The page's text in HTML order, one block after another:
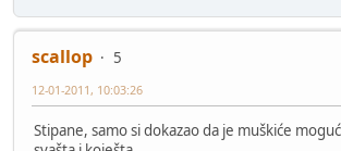
scallop
5
12-01-2011, 10:03:26
Stipane, samo si dokazao da je muškiće